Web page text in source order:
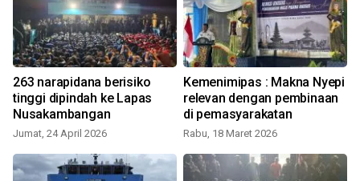
263 narapidana berisiko
tinggi dipindah ke Lapas
Nusakambangan
Jumat, 24 April 2026
Kemenimipas : Makna Nyepi
relevan dengan pembinaan
di pemasyarakatan
Rabu, 18 Maret 2026